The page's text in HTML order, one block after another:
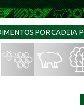
POR CADEIA